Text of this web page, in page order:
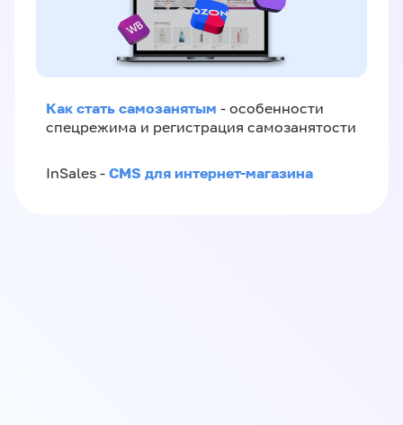
Как стать самозанятым - особенности
спецрежима и регистрация самозанятости
InSales - CMS для интернет-магазина